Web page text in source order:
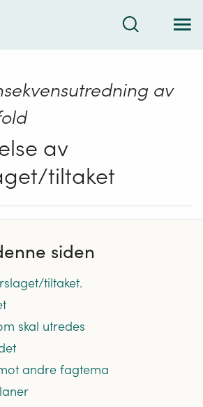
Søk
av
av
tiltaket
siden
tiltaket.
skal utredes
andre fagtema